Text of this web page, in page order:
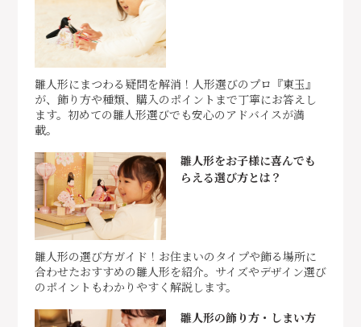
雛人形にまつわる疑問を解消！人形選びのプロ『東玉』
が、飾り方や種類、購入のポイントまで丁寧にお答えし
ます。初めての雛人形選びでも安心のアドバイスが満
載。
雛人形をお子様に喜んでも
らえる選び方とは？
雛人形の選び方ガイド！お住まいのタイプや飾る場所に
合わせたおすすめの雛人形を紹介。サイズやデザイン選び
のポイントもわかりやすく解説します。
雛人形の飾り方・しまい方